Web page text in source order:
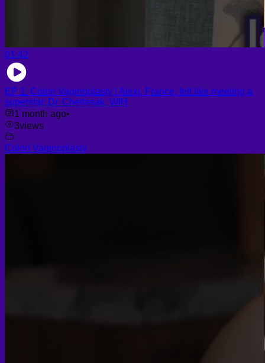
01:42
EP 1. Colon Vaginoplasty | Alexi, France, felt like meeting a
superstar, Dr. Chettasak, WIH
1 month ago•
3views
Colon Vaginoplasty